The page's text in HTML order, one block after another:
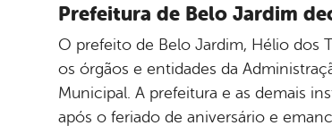
Prefeitura de Belo Jardim
O prefeito de Belo Jardim, Hélio dos
os órgãos e entidades da
Municipal. A prefeitura e as demais
após o feriado de aniversário e